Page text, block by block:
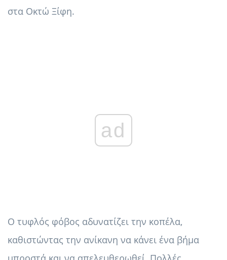
στα Οκτώ Ξίφη.
ad
Ο τυφλός φόβος αδυνατίζει την κοπέλα,
καθιστώντας την ανίκανη να κάνει ένα βήμα